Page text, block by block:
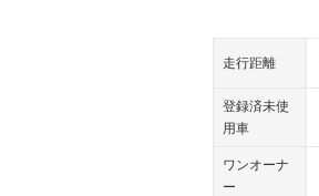
走行距離
登録済未使
用車
ワンオーナ
ー